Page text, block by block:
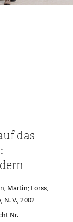
das
Martin; Forss,
N. V., 2002
Nr.